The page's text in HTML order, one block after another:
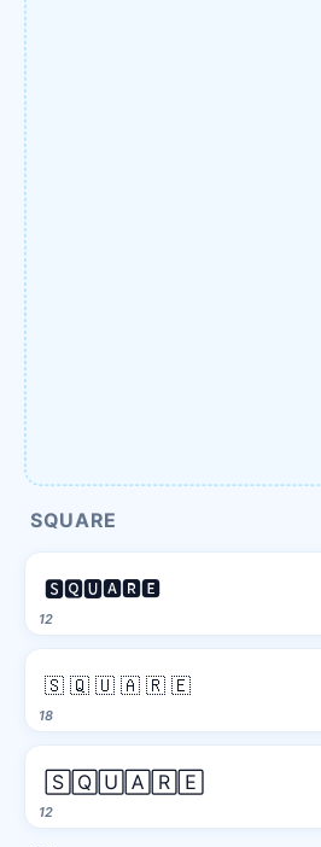
SQUARE
12
🆂🆀🆄🅰🆁🅴
18
🇸 🇶 🇺 🇦 🇷 🇪
12
🅂🅀🅄🄰🅁🄴